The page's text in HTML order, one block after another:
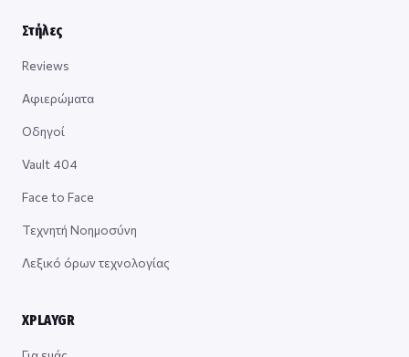
Στήλες
Reviews
Αφιερώματα
Οδηγοί
Vault 404
Face to Face
Τεχνητή Νοημοσύνη
Λεξικό όρων τεχνολογίας
XPLAYGR